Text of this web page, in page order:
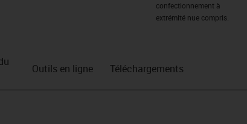
confectionnement à
extrémité nue compris.
Outils en ligne Téléchargements